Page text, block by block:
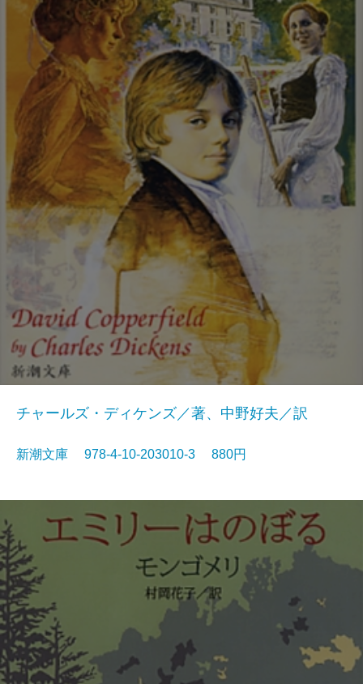
チャールズ・ディケンズ／著、中野好夫／訳
新潮文庫 978-4-10-203010-3 880円